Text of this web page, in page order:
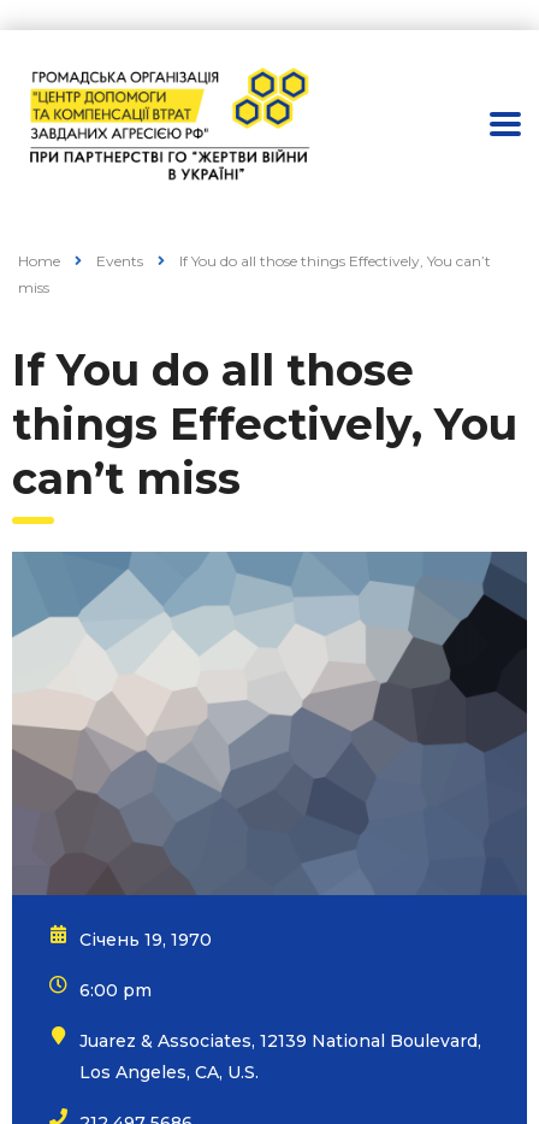
Home Events
If You do all those things Effectively, You can’t
miss
If You do all those
things Effectively, You
can’t miss
Січень 19, 1970
6:00 pm
Juarez & Associates, 12139 National Boulevard,
Los Angeles, CA, U.S.